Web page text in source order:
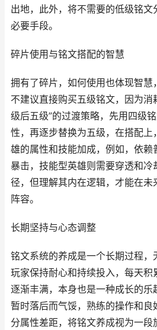
出地，此外，将不需要的低级铭文
必要手段。
碎片使用与铭文搭配的智慧
拥有了碎片，如何使用也体现智慧
不建议直接购买五级铭文，因为消
级后五级”的过渡策略，先用四级
性，再逐步替换为五级，在搭配上
雄的属性和技能加成，例如，依赖
暴击，技能型英雄则需要穿透和冷
径，但理解其内在逻辑，才能在未
阵容。
长期坚持与心态调整
铭文系统的养成是一个长期过程，
玩家保持耐心和持续投入，每天积
逐渐丰满，本身也是一种成长的乐
暂时落后而气馁，熟练的操作和良
分属性差距，将铭文养成视为一段